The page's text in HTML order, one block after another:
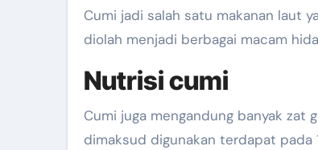
Cumi jadi salah satu makanan laut
diolah menjadi berbagai macam
Nutrisi cumi
Cumi juga mengandung banyak zat
dimaksud digunakan terdapat